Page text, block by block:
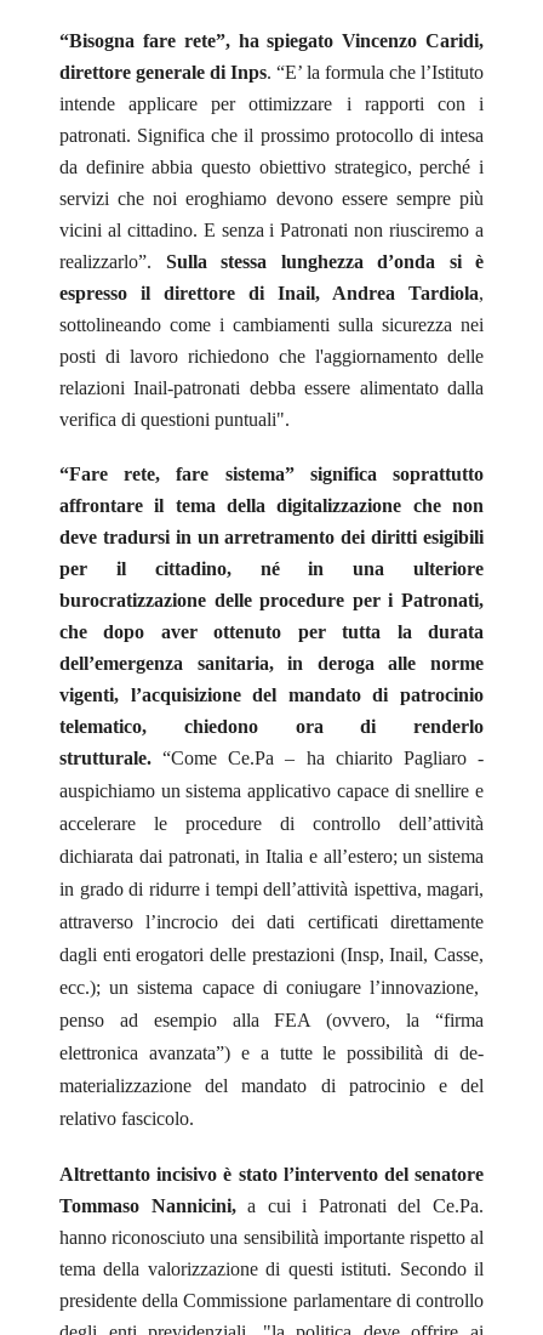
“Bisogna fare rete”, ha spiegato Vincenzo Caridi,
direttore generale di Inps. “E’ la formula che l’Istituto
intende applicare per ottimizzare i rapporti con i
patronati. Significa che il prossimo protocollo di intesa
da definire abbia questo obiettivo strategico, perché i
servizi che noi eroghiamo devono essere sempre più
vicini al cittadino. E senza i Patronati non riusciremo a
realizzarlo”. Sulla stessa lunghezza d’onda si è
espresso il direttore di Inail, Andrea Tardiola,
sottolineando come i cambiamenti sulla sicurezza nei
posti di lavoro richiedono che l'aggiornamento delle
relazioni Inail-patronati debba essere alimentato dalla
verifica di questioni puntuali".
“Fare rete, fare sistema” significa soprattutto
affrontare il tema della digitalizzazione che non
deve tradursi in un arretramento dei diritti esigibili
per il cittadino, né in una ulteriore
burocratizzazione delle procedure per i Patronati,
che dopo aver ottenuto per tutta la durata
dell’emergenza sanitaria, in deroga alle norme
vigenti, l’acquisizione del mandato di patrocinio
telematico, chiedono ora di renderlo
strutturale. “Come Ce.Pa – ha chiarito Pagliaro -
auspichiamo un sistema applicativo capace di snellire e
accelerare le procedure di controllo dell’attività
dichiarata dai patronati, in Italia e all’estero; un sistema
in grado di ridurre i tempi dell’attività ispettiva, magari,
attraverso l’incrocio dei dati certificati direttamente
dagli enti erogatori delle prestazioni (Insp, Inail, Casse,
ecc.); un sistema capace di coniugare l’innovazione,
penso ad esempio alla FEA (ovvero, la “firma
elettronica avanzata”) e a tutte le possibilità di de-
materializzazione del mandato di patrocinio e del
relativo fascicolo.
Altrettanto incisivo è stato l’intervento del senatore
Tommaso Nannicini,a cui i Patronati del Ce.Pa.
hanno riconosciuto una sensibilità importante rispetto al
tema della valorizzazione di questi istituti. Secondo il
presidente della Commissione parlamentare di controllo